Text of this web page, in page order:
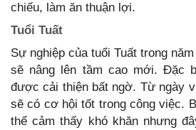
chiếu, làm ăn thuận lợi.
Tuổi Tuất
Sự nghiệp của tuổi Tuất trong
sẽ nâng lên tầm cao mới. Đặc
được cải thiện bất ngờ. Từ ngày
sẽ có cơ hội tốt trong công việc.
thể cảm thấy khó khăn nhưng